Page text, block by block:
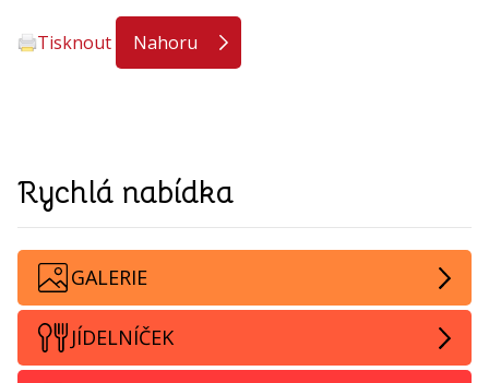
Tisknout Nahoru
Rychlá nabídka
GALERIE
JÍDELNÍČEK